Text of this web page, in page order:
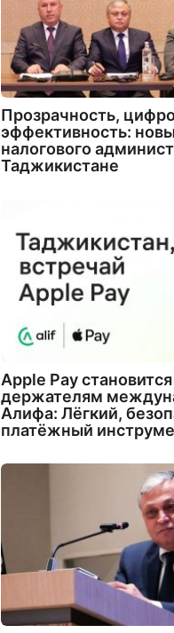
Прозрачность,
эффективность:
налогового
Таджикистане
Apple Pay
держателям
Алифа: Лёгкий,
платёжный